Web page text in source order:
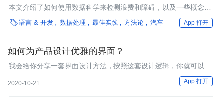
本文介绍了如何使用数据科学来检测浪费和障碍，以及一些概念和
相关信息，帮助团队弄清他们努力摆脱的障碍从根本上讲是如何产
生的。
语言 & 开发 数据处理 最佳实践 方法论 汽车 App 打开
如何为产品设计优雅的界面？
我会给你分享一套界面设计方法，按照这套设计逻辑，你就可以通
过全局性的视角来考量自己的界面设计，提升它的质量。
2020-10-21 App 打开